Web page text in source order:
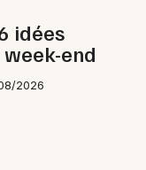
idées
end
2026